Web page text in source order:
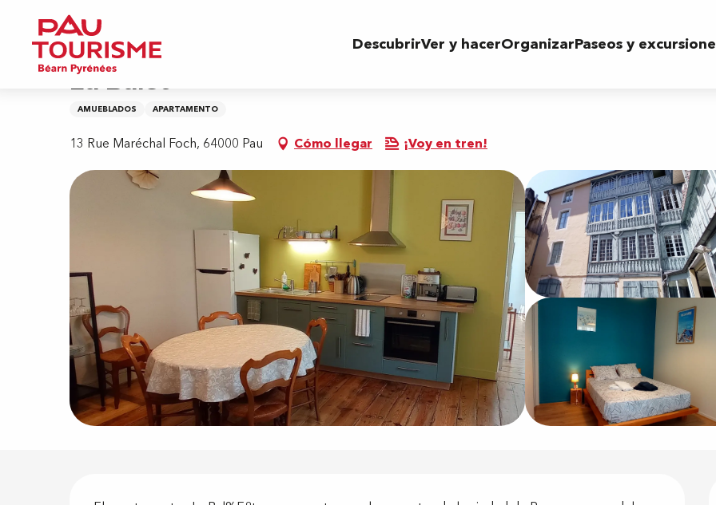
contenu
principal
DescubrirVer y hacerOrganizarPaseos y
Inicio
La Balèt
AMUEBLADOS APARTAMENTO
13 Rue Maréchal Foch, 64000 Pau Cómo llegar ¡Voy en tren!